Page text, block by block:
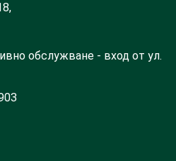
обслужване - вход от ул.